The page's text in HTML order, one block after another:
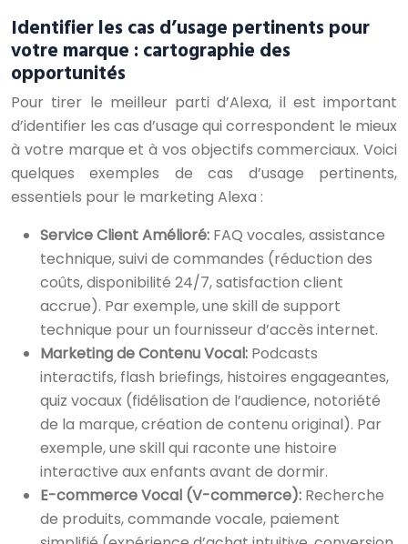
Identifier les cas d’usage pertinents pour
votre marque : cartographie des
opportunités
Pour tirer le meilleur parti d’Alexa, il est important
d’identifier les cas d’usage qui correspondent le mieux
à votre marque et à vos objectifs commerciaux. Voici
quelques exemples de cas d’usage pertinents,
essentiels pour le marketing Alexa :
Service Client Amélioré: FAQ vocales, assistance
technique, suivi de commandes (réduction des
coûts, disponibilité 24/7, satisfaction client
accrue). Par exemple, une skill de support
technique pour un fournisseur d’accès internet.
Marketing de Contenu Vocal: Podcasts
interactifs, flash briefings, histoires engageantes,
quiz vocaux (fidélisation de l’audience, notoriété
de la marque, création de contenu original). Par
exemple, une skill qui raconte une histoire
interactive aux enfants avant de dormir.
E-commerce Vocal (V-commerce): Recherche
de produits, commande vocale, paiement